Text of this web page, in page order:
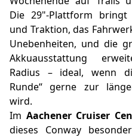
Die 29"-Plattform bringt
und Traktion, das
Unebenheiten, und die
Akkuausstattung
Radius – ideal, wenn
Runde“ gerne zur
wird.
Im Aachener Cruiser
dieses Conway